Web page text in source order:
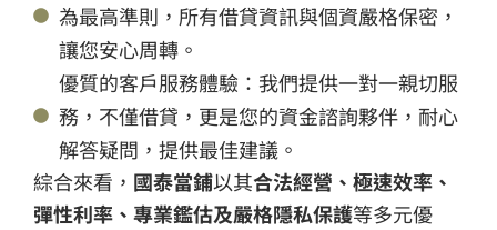
為最高準則，所有借貸資訊與個資嚴格保密，
讓您安心周轉。
優質的客戶服務體驗：我們提供一對一親切服
務，不僅借貸，更是您的資金諮詢夥伴，耐心
解答疑問，提供最佳建議。
綜合來看， 國泰當鋪以其合法經營、極速效率、
彈性利率、專業鑑估及嚴格隱私保護等多元優